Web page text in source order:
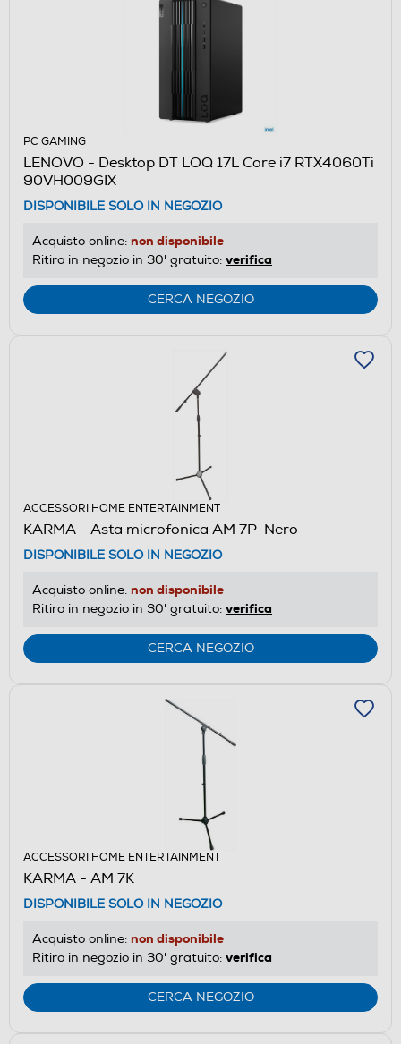
PC GAMING
LENOVO - Desktop DT LOQ 17L Core i7 RTX4060Ti
90VH009GIX
DISPONIBILE SOLO IN NEGOZIO
Acquisto online: non disponibile
Ritiro in negozio in 30' gratuito: verifica
CERCA NEGOZIO
ACCESSORI HOME ENTERTAINMENT
KARMA - Asta microfonica AM 7P-Nero
DISPONIBILE SOLO IN NEGOZIO
Acquisto online: non disponibile
Ritiro in negozio in 30' gratuito: verifica
CERCA NEGOZIO
ACCESSORI HOME ENTERTAINMENT
KARMA - AM 7K
DISPONIBILE SOLO IN NEGOZIO
Acquisto online: non disponibile
Ritiro in negozio in 30' gratuito: verifica
CERCA NEGOZIO